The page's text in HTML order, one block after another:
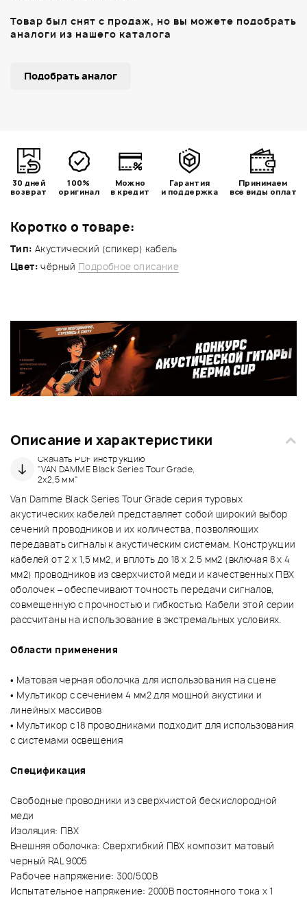
Коротко о товаре:
Тип: Акустический (спикер) кабель
Цвет: чёрный Подробное описание
Товар был снят с продаж, но вы можете подобрать
аналоги из нашего каталога
Подобрать аналог
30 дней
возврат
100%
оригинал
Можно
в кредит
Гарантия
и поддержка
Принимаем
все виды оплат
Описание и характеристики
Скачать PDF инструкцию
"VAN DAMME Black Series Tour Grade,
2x2,5 мм"
Van Damme Black Series Tour Grade серия туровых
акустических кабелей представляет собой широкий выбор
сечений проводников и их количества, позволяющих
передавать сигналы к акустическим системам. Конструкции
кабелей от 2 х 1,5 мм2, и вплоть до 18 х 2.5 мм2 (включая 8 х 4
мм2) проводников из сверхчистой меди и качественных ПВХ
оболочек – обеспечивают точность передачи сигналов,
совмещенную с прочностью и гибкостью. Кабели этой серии
рассчитаны на использование в экстремальных условиях.
Области применения
• Матовая черная оболочка для использования на сцене
• Мультикор с сечением 4 мм2 для мощной акустики и
линейных массивов
• Мультикор с 18 проводниками подходит для использования
с системами освещения
Спецификация
Свободные проводники из сверхчистой бескислородной
меди
Изоляция: ПВХ
Внешняя оболочка: Сверхгибкий ПВХ композит матовый
черный RAL 9005
Рабочее напряжение: 300/500В
Испытательное напряжение: 2000В постоянного тока х 1